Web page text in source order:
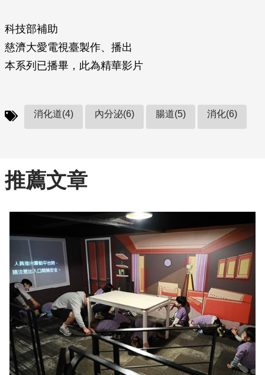
科技部補助
慈濟大愛電視臺製作、播出
本系列已播畢，此為精華影片
消化道(4) 內分泌(6) 腸道(5) 消化(6)
推薦文章